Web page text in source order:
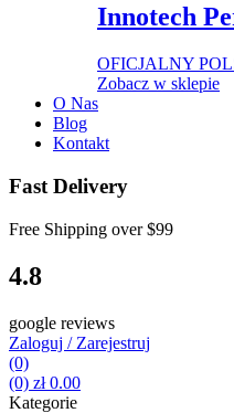
Innotech
OFICJALNY
Zobacz w sklepie
O Nas
Blog
Kontakt
Fast Delivery
Free Shipping over$99
4.8
google reviews
Zaloguj / Zarejestruj
(0)
(0) zł0.00
Kategorie